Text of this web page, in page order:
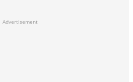
Advertisement